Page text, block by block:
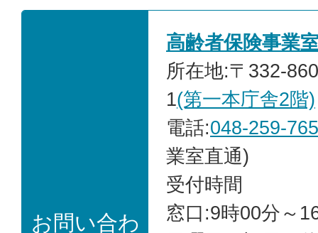
お問い合わ
高齢者保険事業
所在地:〒332-
1(第一本庁舎2階)
電話:048-259-
業室直通)
受付時間
窓口:9時00分～